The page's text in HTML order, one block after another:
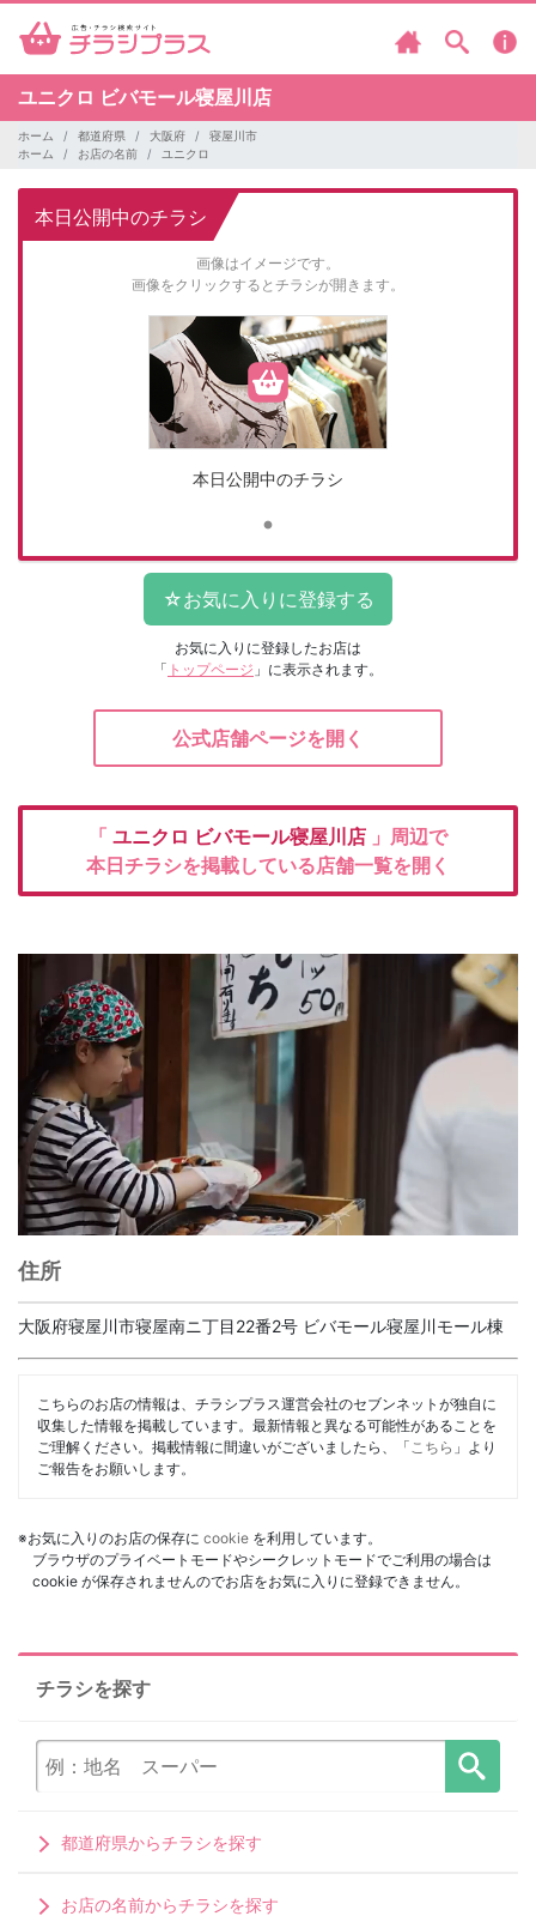
ユニクロ ビバモール寝屋川店
ホーム 都道府県 大阪府
寝屋川市
ホーム
お店の名前 ユニクロ
本日公開中のチラシ
画像はイメージです。
画像をクリックするとチラシが開きます。
本日公開中のチラシ
お気に入りに登録したお店は
「 トップページ 」に表示されます。
公式店舗ページを開く
「 ユニクロ ビバモール寝屋川店 」周辺で
本日チラシを掲載している店舗一覧を開く
住所
大阪府寝屋川市寝屋南ニ丁目22番2号 ビバモール寝屋川モール棟
こちらのお店の情報は、チラシプラス運営会社のセブンネットが独自に
収集した情報を掲載しています。最新情報と異なる可能性があることを
ご理解ください。掲載情報に間違いがございましたら、「 こちら 」より
ご報告をお願いします。
※お気に入りのお店の保存に cookie を利用しています。
ブラウザのプライベートモードやシークレットモードでご利用の場合は
cookie が保存されませんのでお店をお気に入りに登録できません。
チラシを探す
都道府県からチラシを探す
お店の名前からチラシを探す